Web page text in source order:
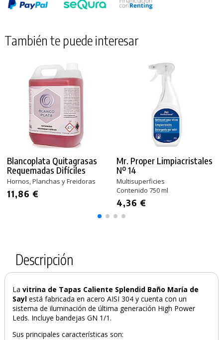
También te puede interesar
Blancoplata Quitagrasas
Requemadas Difíciles
Hornos, Planchas y Freidoras
11,86 €
Mr. Proper Limpiacristales
Nº 14
Multisuperficies
Contenido 750 ml
4,36 €
Descripción
La vitrina de Tapas Caliente Splendid Baño María de
Saylestá fabricada en acero AISI 304 y cuenta con un
sistema de iluminación de última generación High Power
Leds. Incluye bandejas GN 1/1.
Sus principales características son: